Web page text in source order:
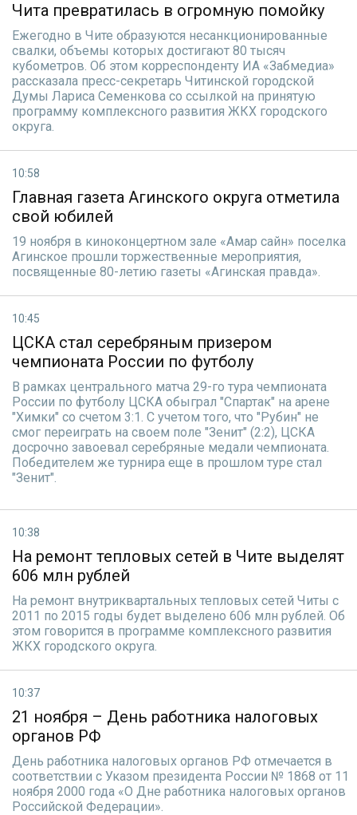
Чита превратилась в огромную помойку
Ежегодно в Чите образуются несанкционированные
свалки, объемы которых достигают 80 тысяч
кубометров. Об этом корреспонденту ИА «Забмедиа»
рассказала пресс-секретарь Читинской городской
Думы Лариса Семенкова со ссылкой на принятую
программу комплексного развития ЖКХ городского
округа.
10:58
Главная газета Агинского округа отметила
свой юбилей
19 ноября в киноконцертном зале «Амар сайн» поселка
Агинское прошли торжественные мероприятия,
посвященные 80-летию газеты «Агинская правда».
10:45
ЦСКА стал серебряным призером
чемпионата России по футболу
В рамках центрального матча 29-го тура чемпионата
России по футболу ЦСКА обыграл "Спартак" на арене
"Химки" со счетом 3:1. С учетом того, что "Рубин" не
смог переиграть на своем поле "Зенит" (2:2), ЦСКА
досрочно завоевал серебряные медали чемпионата.
Победителем же турнира еще в прошлом туре стал
"Зенит".
10:38
На ремонт тепловых сетей в Чите выделят
606 млн рублей
На ремонт внутриквартальных тепловых сетей Читы с
2011 по 2015 годы будет выделено 606 млн рублей. Об
этом говорится в программе комплексного развития
ЖКХ городского округа.
10:37
21 ноября – День работника налоговых
органов РФ
День работника налоговых органов РФ отмечается в
соответствии с Указом президента России № 1868 от 11
ноября 2000 года «О Дне работника налоговых органов
Российской Федерации».